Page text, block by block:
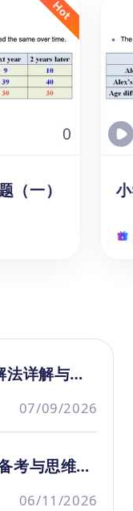
，运用等量
，它不仅在
学生可以培
为后续的数
0
（一）
奥数课
对年龄
了精细
过学习
小学奥
8节。
详解与思
07/09/2026
考与思维培
06/11/2026